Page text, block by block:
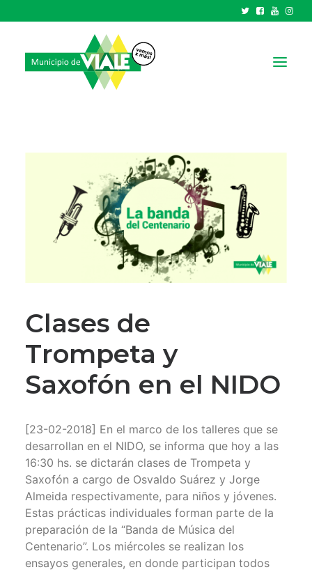
GOBIERNO
TRÁMITES Y SERVICIOS
CIUDAD
PARQUE INDUSTRIAL
RECAUDACIONES
Clases de
Trompeta y
Saxofón en el NIDO
[23-02-2018] En el marco de los talleres que se
desarrollan en el NIDO, se informa que hoy a las
16:30 hs. se dictarán clases de Trompeta y
Saxofón a cargo de Osvaldo Suárez y Jorge
Almeida respectivamente, para niños y jóvenes.
Estas prácticas individuales forman parte de la
preparación de la “Banda de Música del
Centenario”. Los miércoles se realizan los
ensayos generales, en donde participan todos